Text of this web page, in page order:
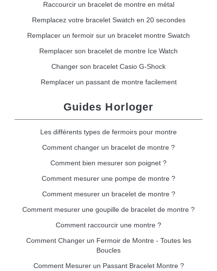
Raccourcir un bracelet de montre en métal
Remplacez votre bracelet Swatch en 20 secondes
Remplacer un fermoir sur un bracelet montre Swatch
Remplacer son bracelet de montre Ice Watch
Changer son bracelet Casio G-Shock
Remplacer un passant de montre facilement
Guides Horloger
Les différents types de fermoirs pour montre
Comment changer un bracelet de montre ?
Comment bien mesurer son poignet ?
Comment mesurer une pompe de montre ?
Comment mesurer un bracelet de montre ?
Comment mesurer une goupille de bracelet de montre ?
Comment raccourcir une montre ?
Comment Changer un Fermoir de Montre - Toutes les
Boucles
Comment Mesurer un Passant Bracelet Montre ?